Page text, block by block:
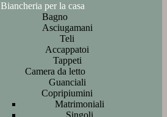
Biancheria per la casa
Bagno
Asciugamani
Teli
Accappatoi
Tappeti
Camera da letto
Guanciali
Copripiumini
Matrimoniali
Singoli